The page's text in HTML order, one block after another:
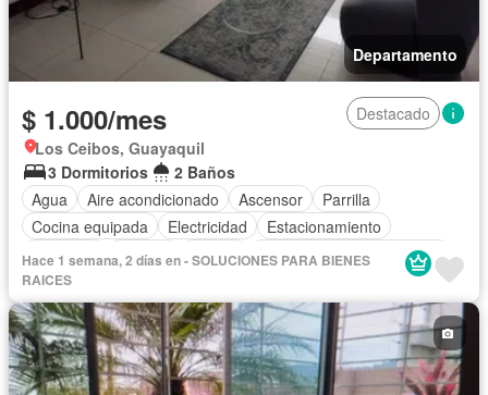
Departamento
$ 1.000/mes
Destacado
Los Ceibos, Guayaquil
3 Dormitorios
2 Baños
Agua
Aire acondicionado Ascensor
Parrilla
Cocina equipada
Electricidad
Estacionamiento
Gimnasio
Internet Piscina Completamente amoblado
Hace 1 semana, 2 días en - SOLUCIONES PARA BIENES
RAICES